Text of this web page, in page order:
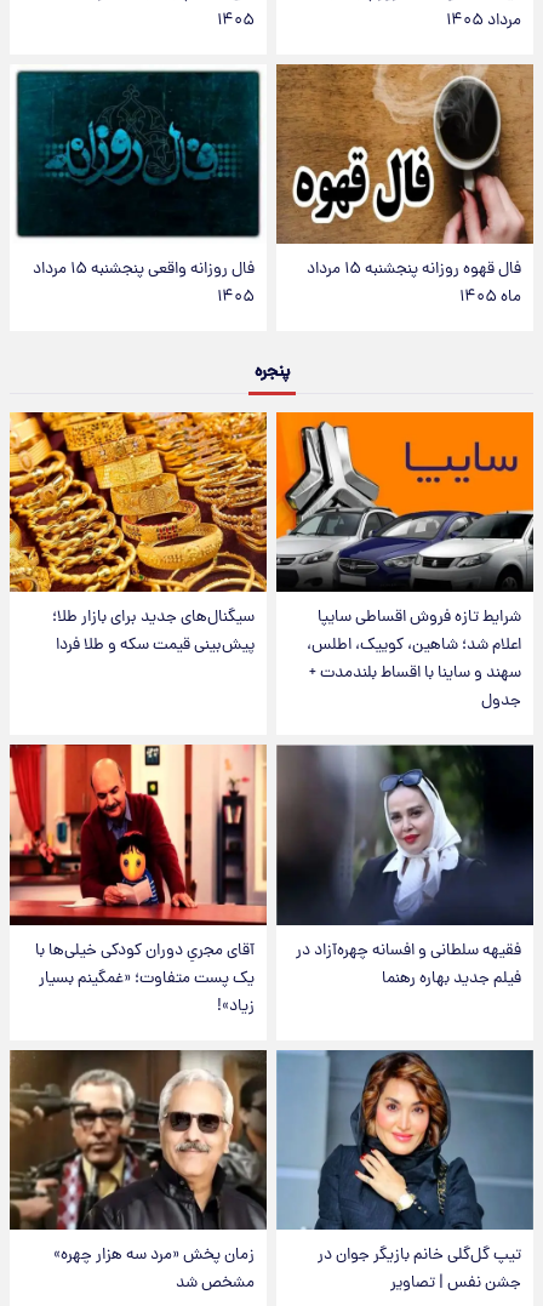
مرداد ۱۴۰۵
۱۴۰۵
فال قهوه روزانه پنجشنبه ۱۵ مرداد
ماه ۱۴۰۵
فال روزانه واقعی پنجشنبه ۱۵ مرداد
۱۴۰۵
پنجره
شرایط تازه فروش اقساطی سایپا
اعلام شد؛ شاهین، کوییک، اطلس،
سهند و ساینا با اقساط بلندمدت +
جدول
سیگنال‌های جدید برای بازار طلا؛
پیش‌بینی قیمت سکه و طلا فردا
فقیهه سلطانی و افسانه چهره‌آزاد در
فیلم جدید بهاره رهنما
آقای مجریِ دوران کودکی خیلی‌ها با
یک پست متفاوت؛ «غمگینم بسیار
زیاد»!
تیپ گل‌گلی خانم بازیگر جوان در
جشن نفس | تصاویر
زمان پخش «مرد سه هزار چهره»
مشخص شد